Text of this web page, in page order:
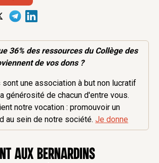
36% desressourcesdu Collège des
de vos dons ?
sont une association à but non lucratif
générosité de chacun d'entre vous.
notre vocation : promouvoir un
au sein de notre société.Je donne
aux Bernardins